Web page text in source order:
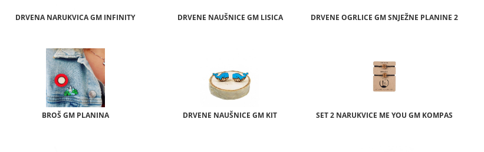
DRVENA NARUKVICA GM INFINITY DRVENE NAUŠNICE GM LISICA DRVENE OGRLICE GM SNJEŽNE PLANINE 2
BROŠ GM PLANINA DRVENE NAUŠNICE GM KIT SET 2 NARUKVICE ME YOU GM KOMPAS